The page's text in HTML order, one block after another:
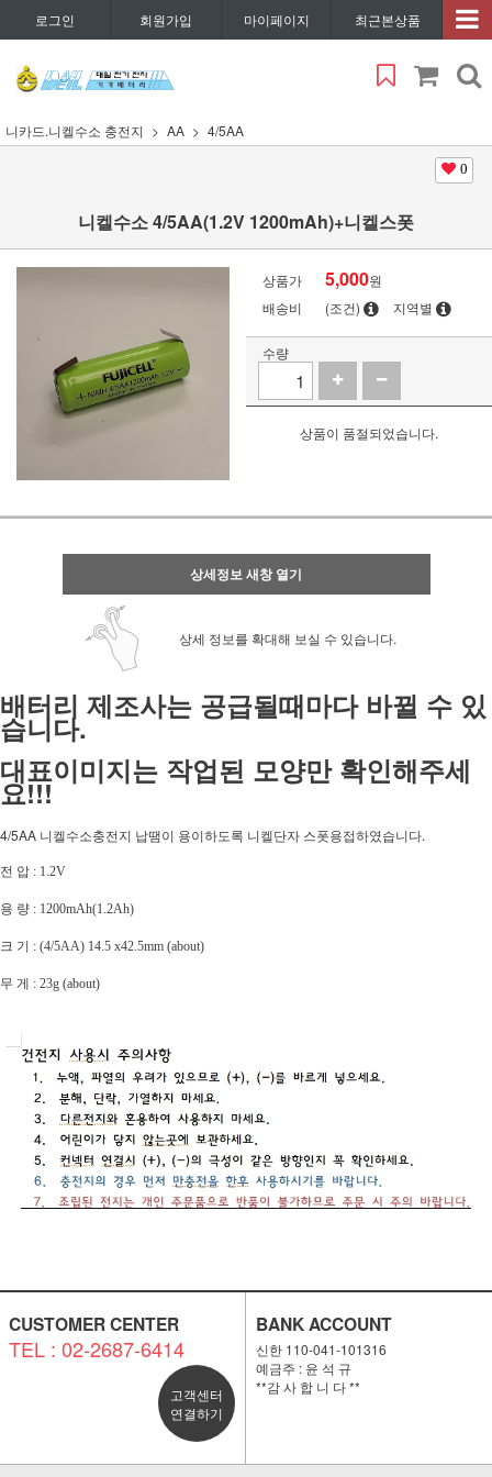
로그인 회원가입 마이페이지 최근본상품
니카드.니켈수소 충전지 AA 4/5AA
0
니켈수소 4/5AA(1.2V 1200mAh)+니켈스폿
상품가 5,000원
배송비
(조건) 지역별
수량
상품이 품절되었습니다.
상세정보 새창 열기
상세 정보를 확대해 보실 수 있습니다.
배터리 제조사는 공급될때마다 바뀔 수 있
습니다.
대표이미지는 작업된 모양만 확인해주세
요!!!
4/5AA 니켈수소충전지 납땜이 용이하도록 니켈단자 스폿용접하였습니다.
전 압 : 1.2V
용 량 : 1200mAh(1.2Ah)
크 기 : (4/5AA) 14.5 x42.5mm (about)
무 게 : 23g (about)
CUSTOMER CENTER
TEL : 02-2687-6414
고객센터
연결하기
BANK ACCOUNT
신한 110-041-101316
예금주 : 윤 석 규
**감 사 합 니 다 **